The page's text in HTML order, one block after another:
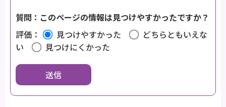
質問：このページの情報は見つけやすかったですか？
評価：
見つけやすかった
どちらともいえな
い
見つけにくかった